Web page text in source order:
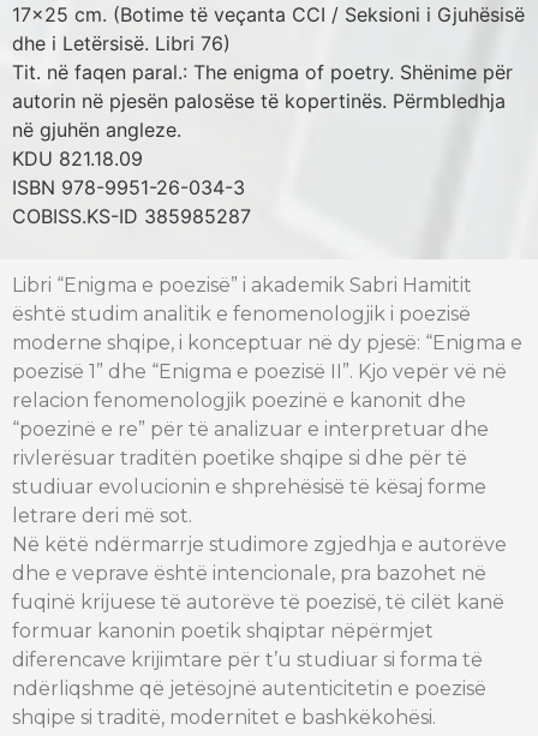
17x25 cm. (Botime të veçanta CCI / Seksioni i Gjuhësisë
dhe i Letërsisë. Libri 76)
Tit. në faqen paral.: The enigma of poetry. Shënime për
autorin në pjesën palosëse të kopertinës. Përmbledhja
në gjuhën angleze.
KDU 821.18.09
ISBN 978-9951-26-034-3
COBISS.KS-ID 385985287
Libri “Enigma e poezisë” i akademik Sabri Hamitit
është studim analitik e fenomenologjik i poezisë
moderne shqipe, i konceptuar në dy pjesë: “Enigma e
poezisë 1” dhe “Enigma e poezisë II”. Kjo vepër vë në
relacion fenomenologjik poezinë e kanonit dhe
“poezinë e re” për të analizuar e interpretuar dhe
rivlerësuar traditën poetike shqipe si dhe për të
studiuar evolucionin e shprehësisë të kësaj forme
letrare deri më sot.
Në këtë ndërmarrje studimore zgjedhja e autorëve
dhe e veprave është intencionale, pra bazohet në
fuqinë krijuese të autorëve të poezisë, të cilët kanë
formuar kanonin poetik shqiptar nëpërmjet
diferencave krijimtare për t’u studiuar si forma të
ndërliqshme që jetësojnë autenticitetin e poezisë
shqipe si traditë, modernitet e bashkëkohësi.